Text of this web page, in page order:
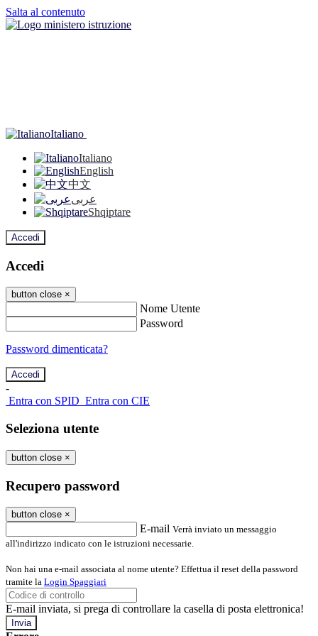
Salta al contenuto
Italiano
Italiano
English
中文
عربى
Shqiptare
Accedi
Accedi
button close ×
Nome Utente
Password
Password dimenticata?
-
Entra con SPID Entra con CIE
Seleziona utente
button close ×
Recupero password
button close ×
E-mail Verrà inviato un messaggio
all'indirizzo indicato con le istruzioni necessarie.
Non hai una e-mail associata al nome utente? Effettua il reset della password
tramite la Login Spaggiari
E-mail inviata, si prega di controllare la casella di posta elettronica!